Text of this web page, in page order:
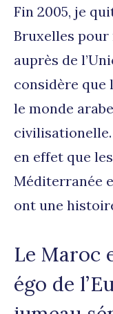
Fin 2005, je
Bruxelles
auprès de
considère que
le monde
en effet que
Méditerranée
ont une
Le Maroc
égo de